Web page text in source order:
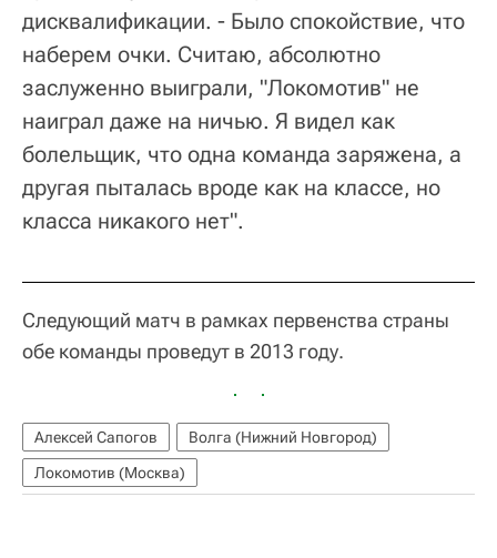
дисквалификации. - Было спокойствие, что
наберем очки. Считаю, абсолютно
заслуженно выиграли, "Локомотив" не
наиграл даже на ничью. Я видел как
болельщик, что одна команда заряжена, а
другая пыталась вроде как на классе, но
класса никакого нет".
Следующий матч в рамках первенства страны
обе команды проведут в 2013 году.
Алексей Сапогов
Волга (Нижний Новгород)
Локомотив (Москва)